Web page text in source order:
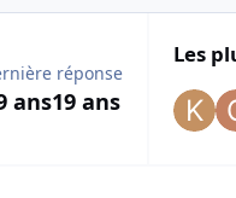
réponse
ans19 ans
Les
topic overview